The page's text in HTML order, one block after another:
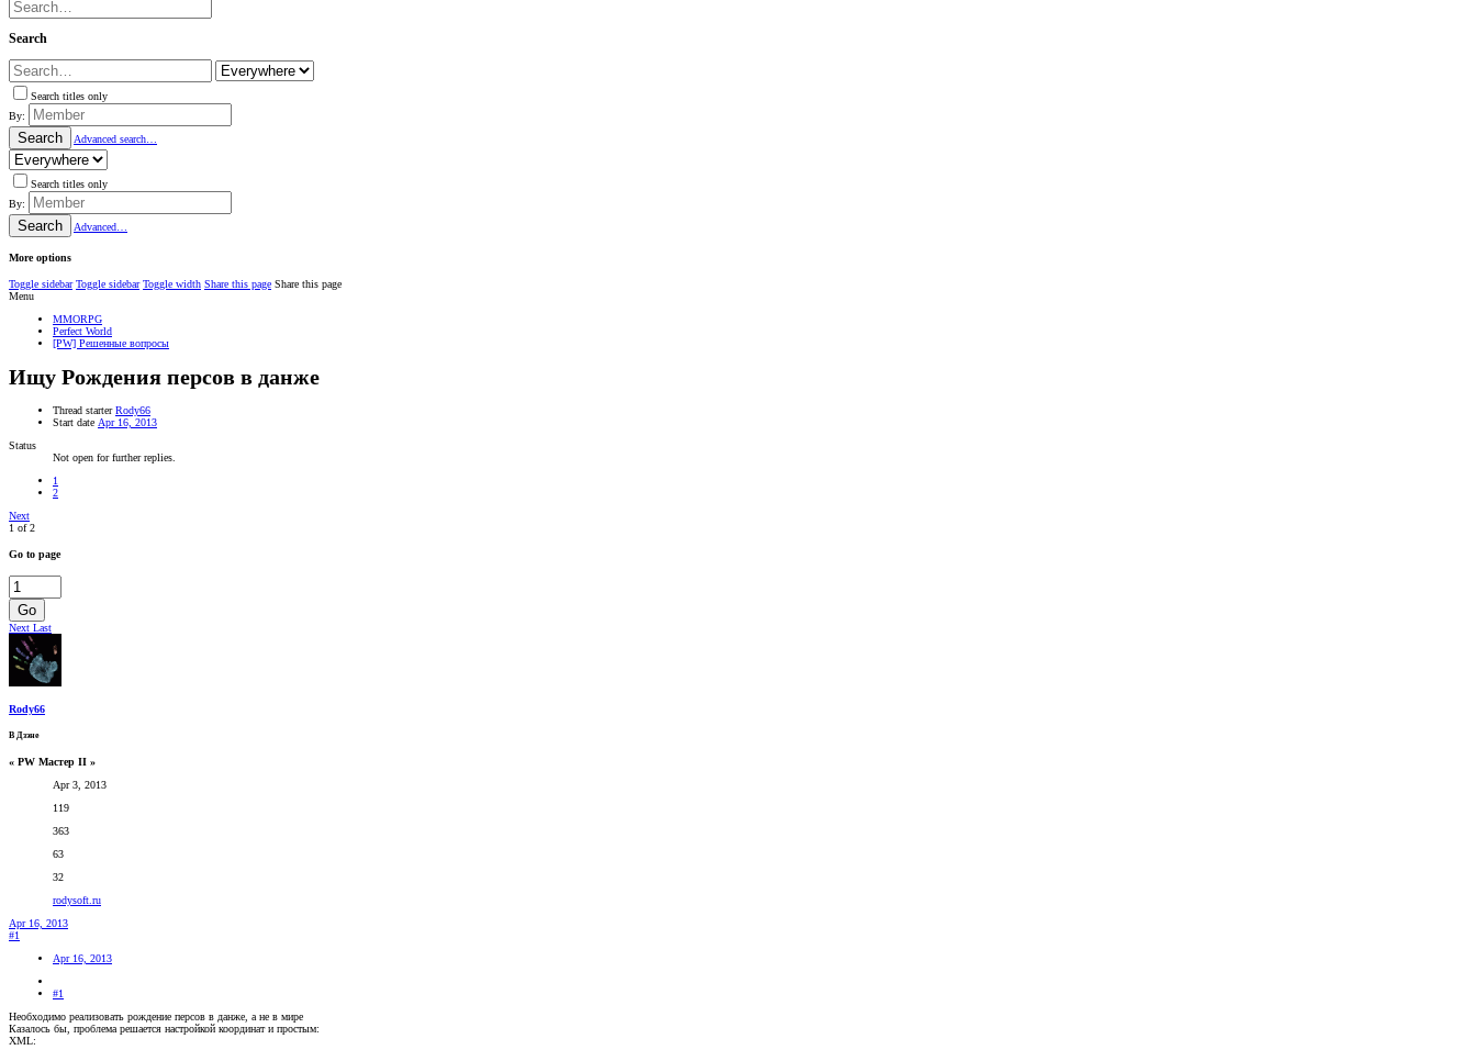
Search
Search titles only
By:
Search Advanced search…
Search titles only
By:
Search Advanced…
More options
Toggle sidebar Toggle sidebar Toggle width Share this page Share this page
Menu
MMORPG
Perfect World
[PW] Решенные вопросы
Ищу Рождения персов в данже
Thread starter Rody66
Start date Apr 16, 2013
Status
Not open for further replies.
1
2
Next
1 of 2
Go to page
Go
Next Last
Rody66
В Дзэне
« PW Мастер II »
Apr 3, 2013
119
363
63
32
rodysoft.ru
Apr 16, 2013
#1
Apr 16, 2013
#1
Необходимо реализовать рождение персов в данже, а не в мире
Казалось бы, проблема решается настройкой координат и простым:
XML: